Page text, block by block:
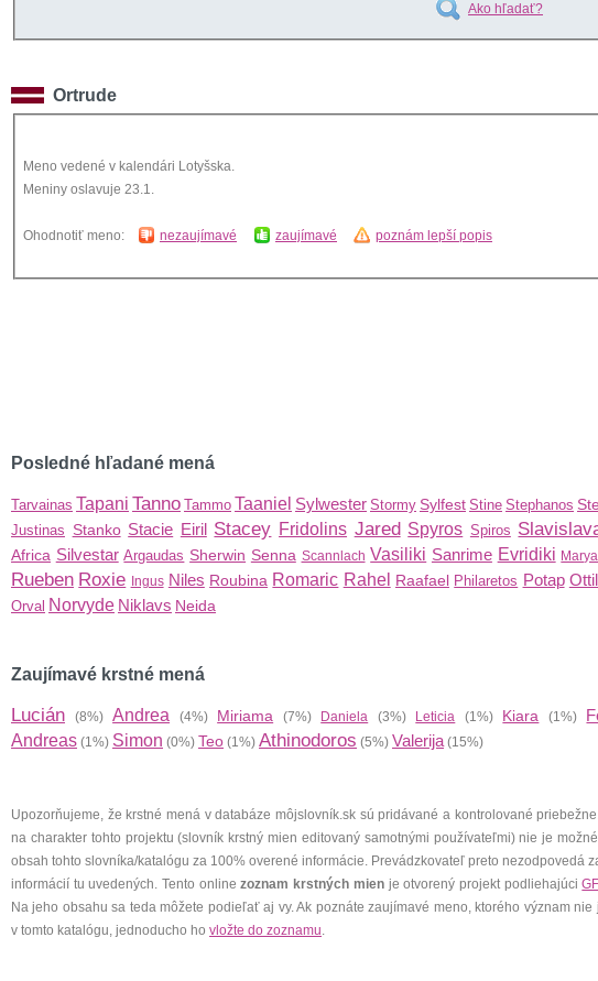
Ako hľadať?
Ortrude
Meno vedené v kalendári Lotyšska.
Meniny oslavuje 23.1.
Ohodnotiť meno: nezaujímavé zaujímavé poznám lepší popis
Posledné hľadané mená
Tarvainas Tapani Tanno Tammo Taaniel Sylwester Stormy Sylfest Stine Stephanos
Justinas Stanko Stacie Eiril Stacey Fridolins Jared Spyros Spiros
Africa Silvestar Argaudas Sherwin Senna Scannlach Vasiliki Sanrime Evridiki
Rueben Roxie Ingus Niles Roubina Romaric Rahel Raafael Philaretos Potap
Orval Norvyde Niklavs Neida
Zaujímavé krstné mená
Lucián (8%)Andrea (4%) Miriama (7%) Daniela (3%) Leticia (1%) Kiara (1%)
Andreas (1%) Simon (0%) Teo (1%) Athinodoros (5%) Valerija(15%)
Upozorňujeme, že krstné mená v databáze môjslovník.sk sú pridávané a kontrolované
na charakter tohto projektu (slovník krstný mien editovaný samotnými používateľmi) nie je
obsah tohto slovníka/katalógu za 100% overené informácie. Prevádzkovateľ preto nezodpovedá
informácií tu uvedených. Tento onlinezoznam krstných mienje otvorený projekt podliehajúci
Na jeho obsahu sa teda môžete podieľať aj vy. Ak poznáte zaujímavé meno, ktorého význam nie
v tomto katalógu, jednoducho ho vložte do zoznamu.